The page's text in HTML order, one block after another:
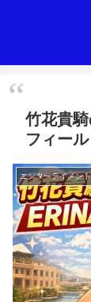
竹花貴
フィー
エンターテイメント